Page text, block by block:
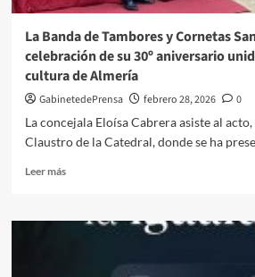
la
de
Acá
La Banda de Tambores y Cornetas
celebración de su 30º aniversario
cultura de Almería
GabinetedePrensa febrero 28, 2026
0
La concejala Eloísa Cabrera asiste al
Claustro de la Catedral, donde se ha
Leer másLeer
La